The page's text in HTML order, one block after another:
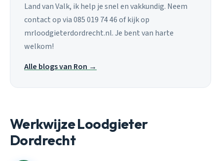
Land van Valk, ik help je snel en vakkundig. Neem
contact op via 085 019 74 46 of kijk op
mrloodgieterdordrecht.nl. Je bent van harte
welkom!
Alle blogs van Ron →
Werkwijze Loodgieter
Dordrecht